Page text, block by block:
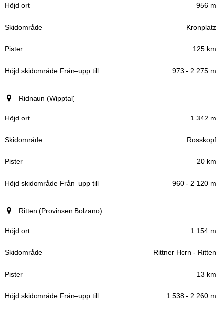
956 m
Kronplatz
125 km
973 - 2 275 m
Ridnaun (Wipptal)
1 342 m
Rosskopf
20 km
960 - 2 120 m
Ritten (Provinsen Bolzano)
1 154 m
Rittner Horn - Ritten
13 km
1 538 - 2 260 m